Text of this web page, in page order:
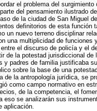
el problema del
del pensamiento ilustrado
de la ciudad de San Miguel
definitorios de esta función
un nuevo terreno disciplinar
una multiplicidad de funciones
el discurso de policía y el
de la potestad jurisdiccional
y padres de familia justificaba
sobre la base de una
de la antropología jurídica, se
como campo normativo en
de la competencia, el
eso se analizarán sus
aplicación.